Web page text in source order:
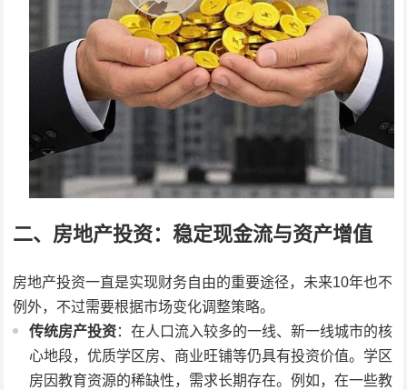
二、房地产投资：稳定现金流与资产增值
房地产投资一直是实现财务自由的重要途径，未来10年也不
例外，不过需要根据市场变化调整策略。
传统房产投资：在人口流入较多的一线、新一线城市的核
心地段，优质学区房、商业旺铺等仍具有投资价值。学区
房因教育资源的稀缺性，需求长期存在。例如，在一些教